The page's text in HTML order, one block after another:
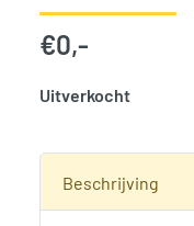
€0,-
Uitverkocht
Beschrijving